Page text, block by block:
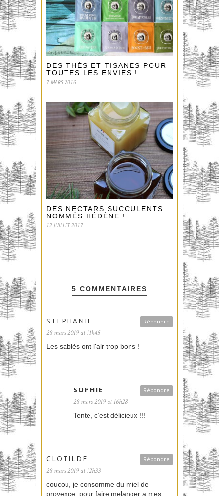
DES THÉS ET TISANES POUR
TOUTES LES ENVIES !
7 MARS 2016
DES NECTARS SUCCULENTS
NOMMÉS HÉDÈNE !
12 JUILLET 2017
5 COMMENTAIRES
Répondre
STEPHANIE
28 mars 2019 at 11h45
Les sablés ont l’air trop bons !
Répondre
SOPHIE
28 mars 2019 at 16h28
Tente, c’est délicieux !!!
Répondre
CLOTILDE
28 mars 2019 at 12h33
coucou, je consomme du miel de
provence, pour faire melanger a mes